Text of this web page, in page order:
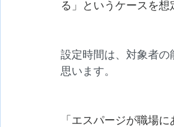
る」というケースを想
設定時間は、対象者
思います。
「エスパージが職場